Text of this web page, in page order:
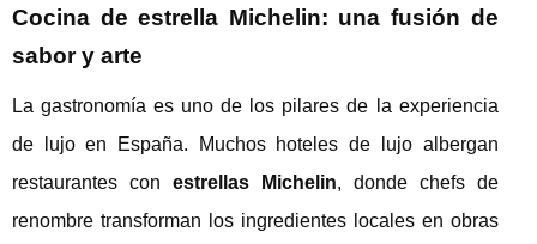
Cocina de estrella Michelin: una fusión de
sabor y arte
La gastronomía es uno de los pilares de la experiencia
de lujo en España. Muchos hoteles de lujo albergan
restaurantes con estrellas Michelin, donde chefs de
renombre transforman los ingredientes locales en obras